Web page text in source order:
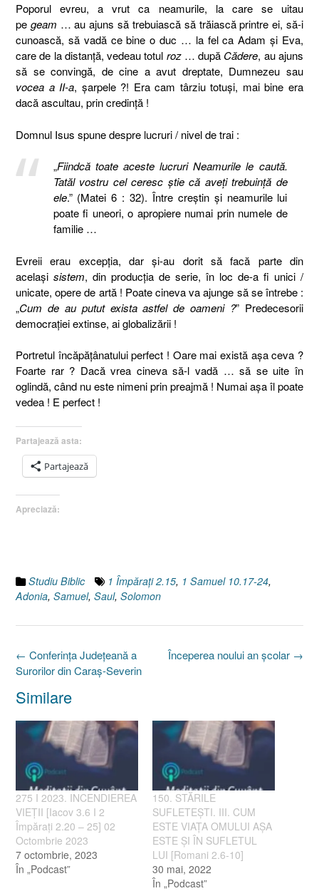
Poporul evreu, a vrut ca neamurile, la care se uitau
pe geam … au ajuns să trebuiască să trăiască printre ei, să-i
cunoască, să vadă ce bine o duc … la fel ca Adam şi Eva,
care de la distanţă, vedeau totul roz… după Cădere, au ajuns
să se convingă, de cine a avut dreptate, Dumnezeu sau
vocea a II-a, şarpele ?! Era cam târziu totuşi, mai bine era
dacă ascultau, prin credinţă !
Domnul Isus spune despre lucruri / nivel de trai :
„Fiindcă toate aceste lucruri Neamurile le caută.
Tatăl vostru cel ceresc ştie că aveţi trebuinţă de
ele.” (Matei 6 : 32). Între creştin şi neamurile lui
poate fi uneori, o apropiere numai prin numele de
familie …
Evreii erau excepţia, dar şi-au dorit să facă parte din
acelaşi sistem, din producţia de serie, în loc de-a fi unici /
unicate, opere de artă ! Poate cineva va ajunge să se întrebe :
„Cum de au putut exista astfel de oameni ?” Predecesorii
democraţiei extinse, ai globalizării !
Portretul încăpăţânatului perfect ! Oare mai există aşa ceva ?
Foarte rar ? Dacă vrea cineva să-l vadă … să se uite în
oglindă, când nu este nimeni prin preajmă ! Numai aşa îl poate
vedea ! E perfect !
Partajează asta:
Partajează
Apreciază:
Studiu Biblic 1 Împăraţi 2.15, 1 Samuel 10.17-24,
Adonia, Samuel, Saul, Solomon
Post
navigation
Începerea noului an şcolar →
← Conferinţa Judeţeană a
Surorilor din Caraş-Severin
Similare
275 I 2023. INCENDIEREA
VIEȚII [Iacov 3.6 I 2
Împărați 2.20 – 25] 02
Octombrie 2023
7 octombrie, 2023
În „Podcast”
150. STĂRILE
SUFLETEŞTI. III. CUM
ESTE VIAŢA OMULUI AŞA
ESTE ŞI ÎN SUFLETUL
LUI [Romani 2.6-10]
30 mai, 2022
În „Podcast”